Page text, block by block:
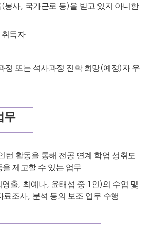
(봉사, 국가근로 등)을 받고 있지 아니한
득자
정 또는 석사과정 진학 희망(예정)자 우
무
턴 활동을 통해 전공 연계 학업 성취도
제고할 수 있는 업무
영출 최예나, 윤태섭 중 1 인)의 수업 및
료조사, 분석 등의 보조 업무 수행